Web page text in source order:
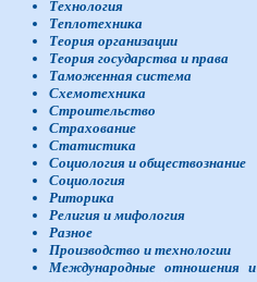
Технология
Теплотехника
Теория организации
Теория государства и права
Таможенная система
Схемотехника
Строительство
Страхование
Статистика
Социология и обществознание
Социология
Риторика
Религия и мифология
Разное
Производство и технологии
Международные отношения и